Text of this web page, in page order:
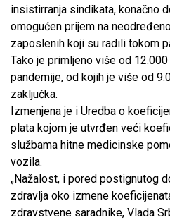
insistirranja sindikata, konačno
omogućen prijem na
zaposlenih koji su radili tokom
Tako je primljeno više od
pandemije, od kojih je više od
zaključka.
Izmenjena je i Uredba o
plata kojom je utvrđen veći
službama hitne medicinske
vozila.
„Nažalost, i pored postignutog
zdravlja oko izmene
zdravstvene saradnike, Vlada